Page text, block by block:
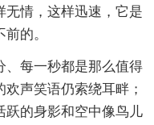
无情，这样迅速，它是
的。
、每一秒都是那么值得
声笑语仍索绕耳畔；
跃的身影和空中像鸟儿